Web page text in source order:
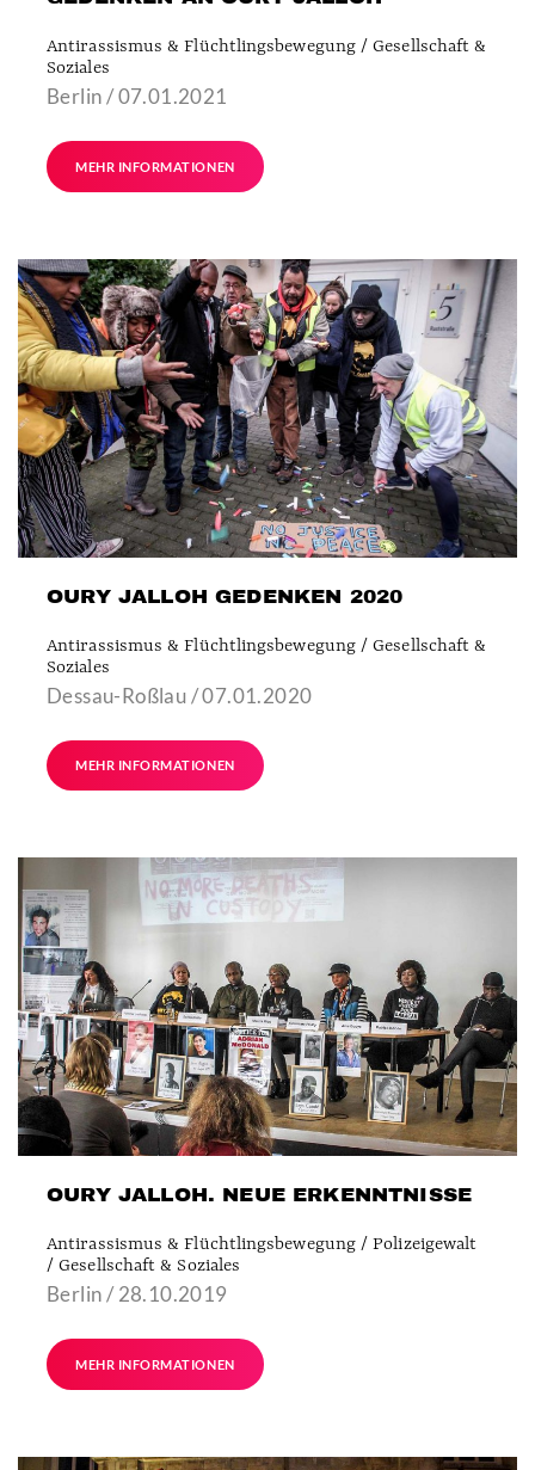
Antirassismus & Flüchtlingsbewegung / Gesellschaft &
Soziales
Berlin / 07.01.2021
MEHR INFORMATIONEN
OURY JALLOH GEDENKEN 2020
Antirassismus & Flüchtlingsbewegung / Gesellschaft &
Soziales
Dessau-Roßlau / 07.01.2020
MEHR INFORMATIONEN
OURY JALLOH. NEUE ERKENNTNISSE
Antirassismus & Flüchtlingsbewegung / Polizeigewalt
/ Gesellschaft & Soziales
Berlin / 28.10.2019
MEHR INFORMATIONEN